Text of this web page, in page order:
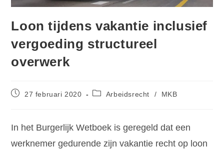
Loon tijdens vakantie inclusief
vergoeding structureel
overwerk
27 februari 2020 Arbeidsrecht / MKB
In het Burgerlijk Wetboek is geregeld dat een
werknemer gedurende zijn vakantie recht op loon